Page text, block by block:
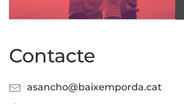
Contacte
asancho@baixemporda.cat